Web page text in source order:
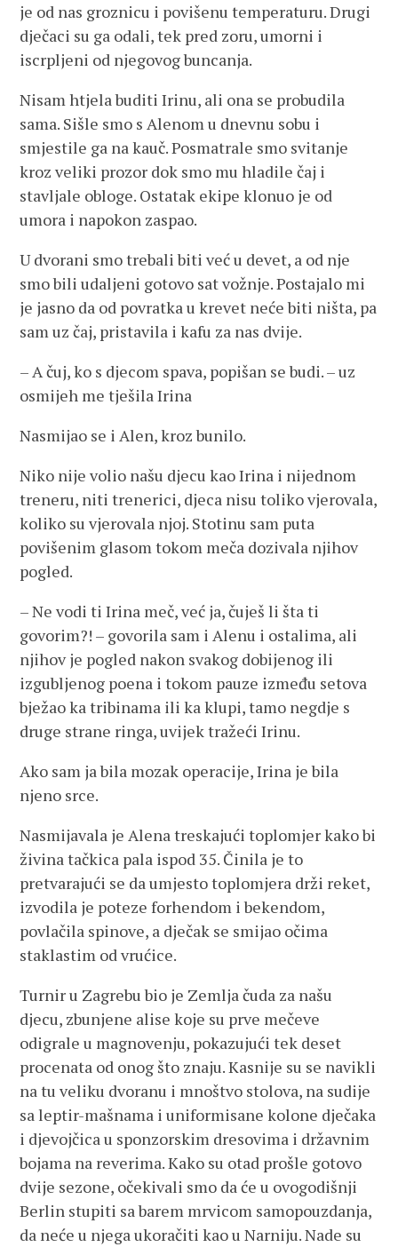
je od nas groznicu i povišenu temperaturu. Drugi
dječaci su ga odali, tek pred zoru, umorni i
iscrpljeni od njegovog buncanja.
Nisam htjela buditi Irinu, ali ona se probudila
sama. Sišle smo s Alenom u dnevnu sobu i
smjestile ga na kauč. Posmatrale smo svitanje
kroz veliki prozor dok smo mu hladile čaj i
stavljale obloge. Ostatak ekipe klonuo je od
umora i napokon zaspao.
U dvorani smo trebali biti već u devet, a od nje
smo bili udaljeni gotovo sat vožnje. Postajalo mi
je jasno da od povratka u krevet neće biti ništa, pa
sam uz čaj, pristavila i kafu za nas dvije.
– A čuj, ko s djecom spava, popišan se budi. – uz
osmijeh me tješila Irina
Nasmijao se i Alen, kroz bunilo.
Niko nije volio našu djecu kao Irina i nijednom
treneru, niti trenerici, djeca nisu toliko vjerovala,
koliko su vjerovala njoj. Stotinu sam puta
povišenim glasom tokom meča dozivala njihov
pogled.
– Ne vodi ti Irina meč, već ja, čuješ li šta ti
govorim?! – govorila sam i Alenu i ostalima, ali
njihov je pogled nakon svakog dobijenog ili
izgubljenog poena i tokom pauze između setova
bježao ka tribinama ili ka klupi, tamo negdje s
druge strane ringa, uvijek tražeći Irinu.
Ako sam ja bila mozak operacije, Irina je bila
njeno srce.
Nasmijavala je Alena treskajući toplomjer kako bi
živina tačkica pala ispod 35. Činila je to
pretvarajući se da umjesto toplomjera drži reket,
izvodila je poteze forhendom i bekendom,
povlačila spinove, a dječak se smijao očima
staklastim od vrućice.
Turnir u Zagrebu bio je Zemlja čuda za našu
djecu, zbunjene alise koje su prve mečeve
odigrale u magnovenju, pokazujući tek deset
procenata od onog što znaju. Kasnije su se navikli
na tu veliku dvoranu i mnoštvo stolova, na sudije
sa leptir-mašnama i uniformisane kolone dječaka
i djevojčica u sponzorskim dresovima i državnim
bojama na reverima. Kako su otad prošle gotovo
dvije sezone, očekivali smo da će u ovogodišnji
Berlin stupiti sa barem mrvicom samopouzdanja,
da neće u njega ukoračiti kao u Narniju. Nade su